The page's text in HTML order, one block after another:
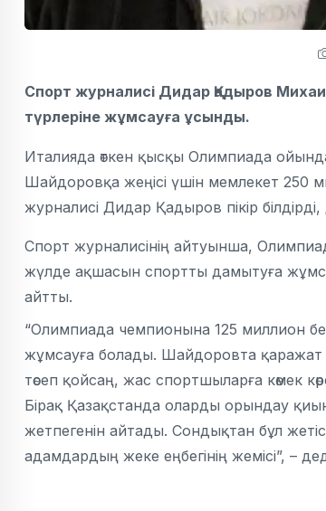
Спорт журналисі Дидар Қадыров
түрлеріне жұмсауға ұсынды.
Италияда өткен қысқы Олимпиада
Шайдоровқа жеңісі үшін мемлекет 250
журналисі Дидар Қадыров пікір
Спорт журналисінің айтуынша,
жүлде ақшасын спортты дамытуға
айтты.
“Олимпиада чемпионына 125 миллион
жұмсауға болады. Шайдоровта
төсеп қойсаң, жас спортшыларға көмек
Бірақ Қазақстанда оларды орындау
жетпегенін айтады. Сондықтан бұл
адамдардың жеке еңбегінің жемісі”, –